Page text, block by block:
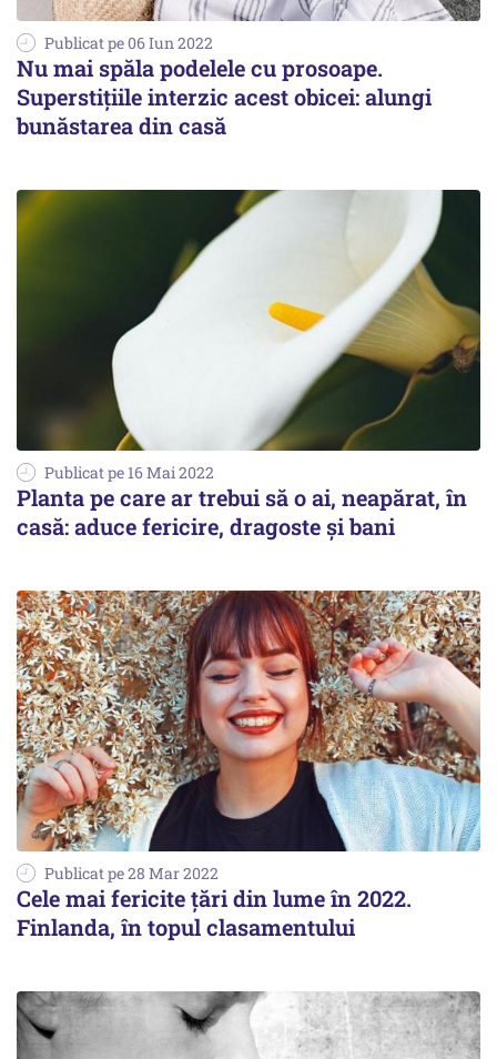
Publicat pe 06 Iun 2022
Nu mai spăla podelele cu prosoape.
Superstițiile interzic acest obicei: alungi
bunăstarea din casă
Publicat pe 16 Mai 2022
Planta pe care ar trebui să o ai, neapărat, în
casă: aduce fericire, dragoste și bani
Publicat pe 28 Mar 2022
Cele mai fericite țări din lume în 2022.
Finlanda, în topul clasamentului